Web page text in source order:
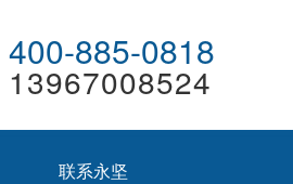
400-885-0818
13967008524
联系永坚